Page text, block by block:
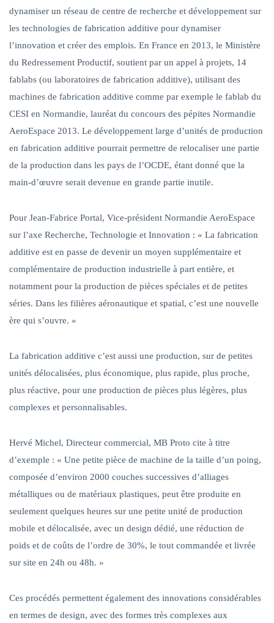
dynamiser un réseau de centre de recherche et développement sur
les technologies de fabrication additive pour dynamiser
l’innovation et créer des emplois. En France en 2013, le Ministère
du Redressement Productif, soutient par un appel à projets, 14
fablabs (ou laboratoires de fabrication additive), utilisant des
machines de fabrication additive comme par exemple le fablab du
CESI en Normandie, lauréat du concours des pépites Normandie
AeroEspace 2013. Le développement large d’unités de production
en fabrication additive pourrait permettre de relocaliser une partie
de la production dans les pays de l’OCDE, étant donné que la
main-d’œuvre serait devenue en grande partie inutile.
Pour Jean-Fabrice Portal, Vice-président Normandie AeroEspace
sur l’axe Recherche, Technologie et Innovation : « La fabrication
additive est en passe de devenir un moyen supplémentaire et
complémentaire de production industrielle à part entière, et
notamment pour la production de pièces spéciales et de petites
séries. Dans les filières aéronautique et spatial, c’est une nouvelle
ère qui s’ouvre. »
La fabrication additive c’est aussi une production, sur de petites
unités délocalisées, plus économique, plus rapide, plus proche,
plus réactive, pour une production de pièces plus légères, plus
complexes et personnalisables.
Hervé Michel, Directeur commercial, MB Proto cite à titre
d’exemple : « Une petite pièce de machine de la taille d’un poing,
composée d’environ 2000 couches successives d’alliages
métalliques ou de matériaux plastiques, peut être produite en
seulement quelques heures sur une petite unité de production
mobile et délocalisée, avec un design dédié, une réduction de
poids et de coûts de l’ordre de 30%, le tout commandée et livrée
sur site en 24h ou 48h. »
Ces procédés permettent également des innovations considérables
en termes de design, avec des formes très complexes aux